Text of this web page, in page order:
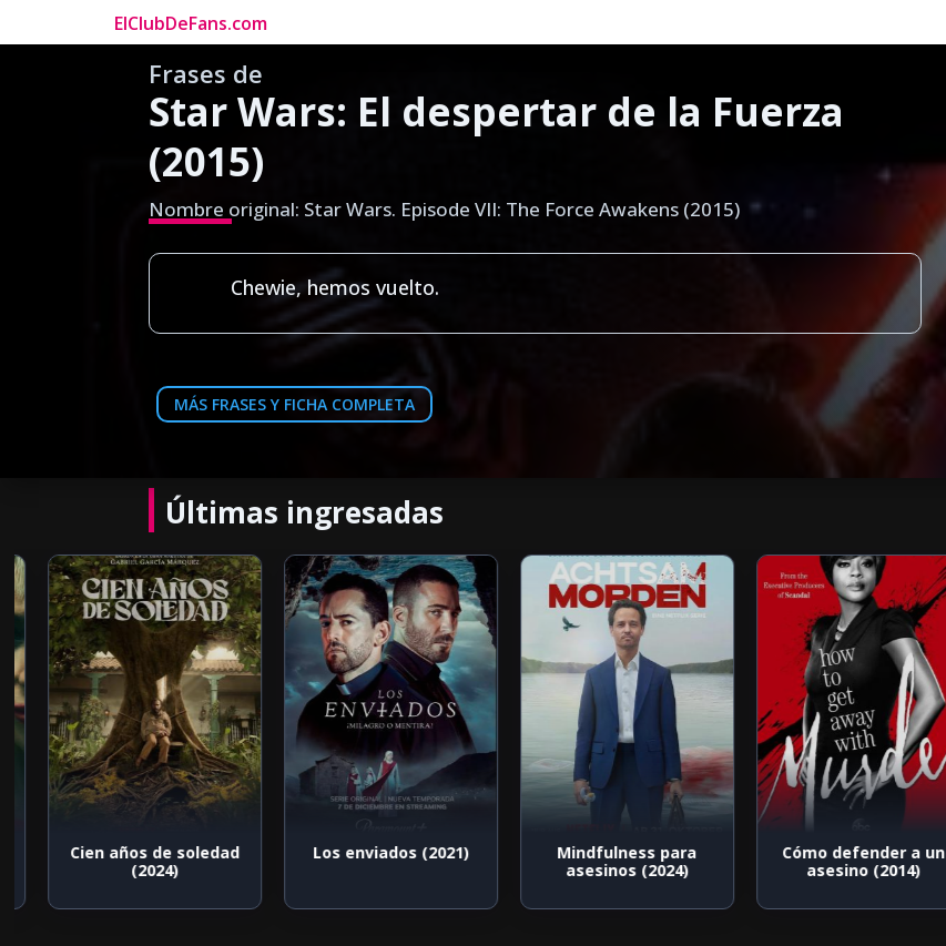
ElClubDeFans.com
Frases de
Star Wars: El despertar de la Fuerza
(2015)
Nombre original: Star Wars. Episode VII: The Force Awakens (2015)
Chewie, hemos vuelto.
MÁS FRASES Y FICHA COMPLETA
Últimas ingresadas
Cien años de soledad
(2024)
Los enviados (2021)
Mindfulness para
asesinos (2024)
Cómo defender a un
asesino (2014)